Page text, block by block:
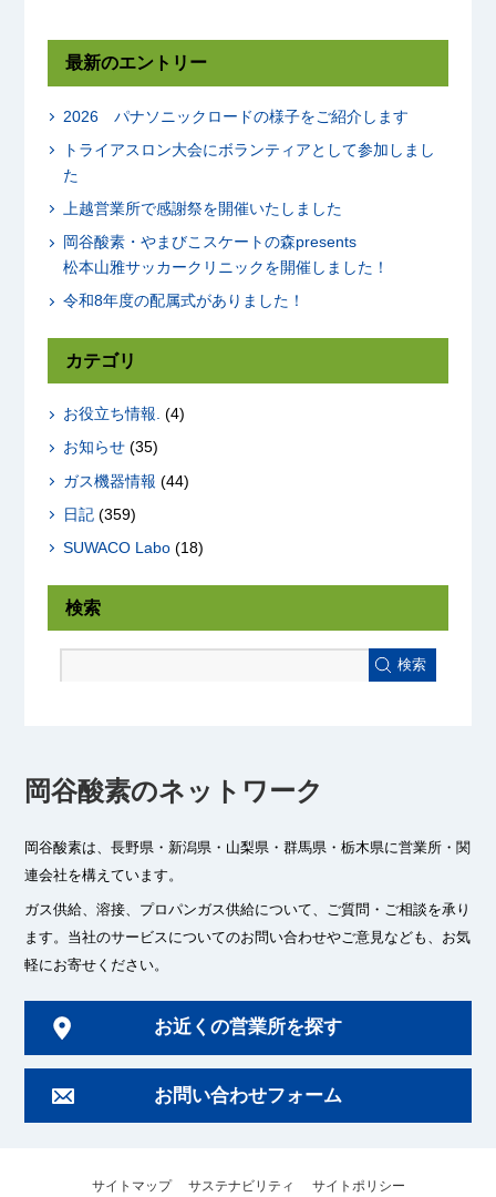
最新のエントリー
2026 パナソニックロードの様子をご紹介します
トライアスロン大会にボランティアとして参加しまし
た
上越営業所で感謝祭を開催いたしました
岡谷酸素・やまびこスケートの森presents
松本山雅サッカークリニックを開催しました！
令和8年度の配属式がありました！
カテゴリ
お役立ち情報. (4)
お知らせ(35)
ガス機器情報 (44)
日記(359)
SUWACO Labo(18)
検索
検索
岡谷酸素のネットワーク
岡谷酸素は、長野県・新潟県・山梨県・群馬県・栃木県に営業所・関
連会社を構えています。
ガス供給、溶接、プロパンガス供給について、ご質問・ご相談を承り
ます。 当社のサービスについてのお問い合わせやご意見なども、お気
軽にお寄せください。
お近くの営業所を探す
お問い合わせフォーム
サイトマップ サステナビリティ サイトポリシー